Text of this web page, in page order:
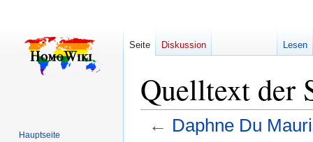
Quelltext der
← Daphne Du
Seite Diskussion Lesen
Hauptseite